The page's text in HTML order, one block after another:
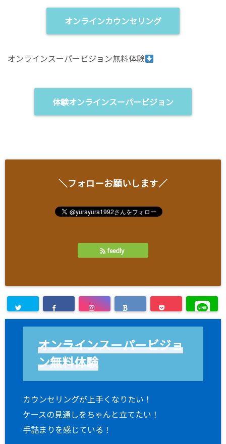
オンラインカウンセリング
オンラインスーパービジョン無料体験
体験オンラインスーパービジョン
＼フォローお願いします／
feedly
オンラインスーパービジョ
ン無料体験
カウンセリングが上手くなりたい！
ケースの見通しをちゃんと立てたい！
手詰まりを感じている！